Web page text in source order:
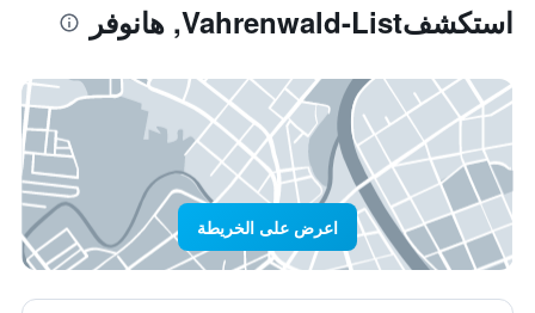
استكشفVahrenwald-List, هانوفر
اعرض على الخريطة